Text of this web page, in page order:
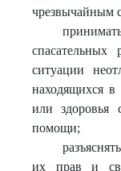
чрезвычайным
спасательных
ситуации
находящихся
или здоровья
помощи;
их прав и